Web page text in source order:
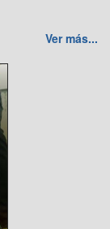
Ver más...